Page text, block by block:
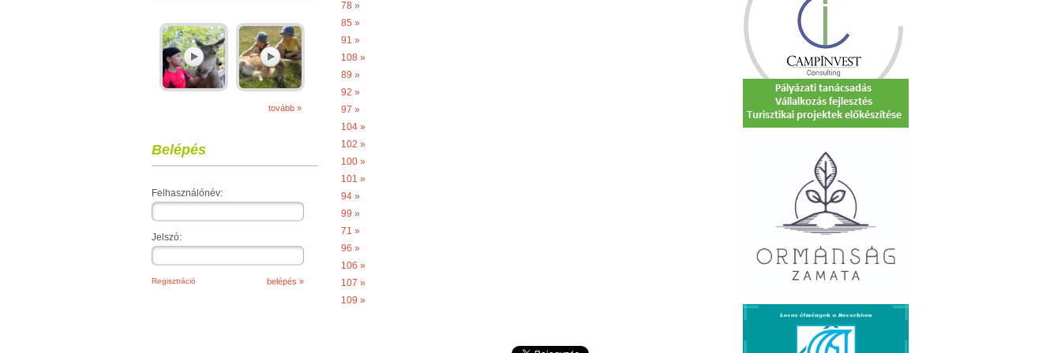
tovább »
Belépés
Felhasználónév:
Jelszó:
Regisztráció
78 »
85 »
91 »
108 »
89 »
92 »
97 »
104 »
102 »
100 »
101 »
94 »
99 »
71 »
96 »
106 »
107 »
109 »